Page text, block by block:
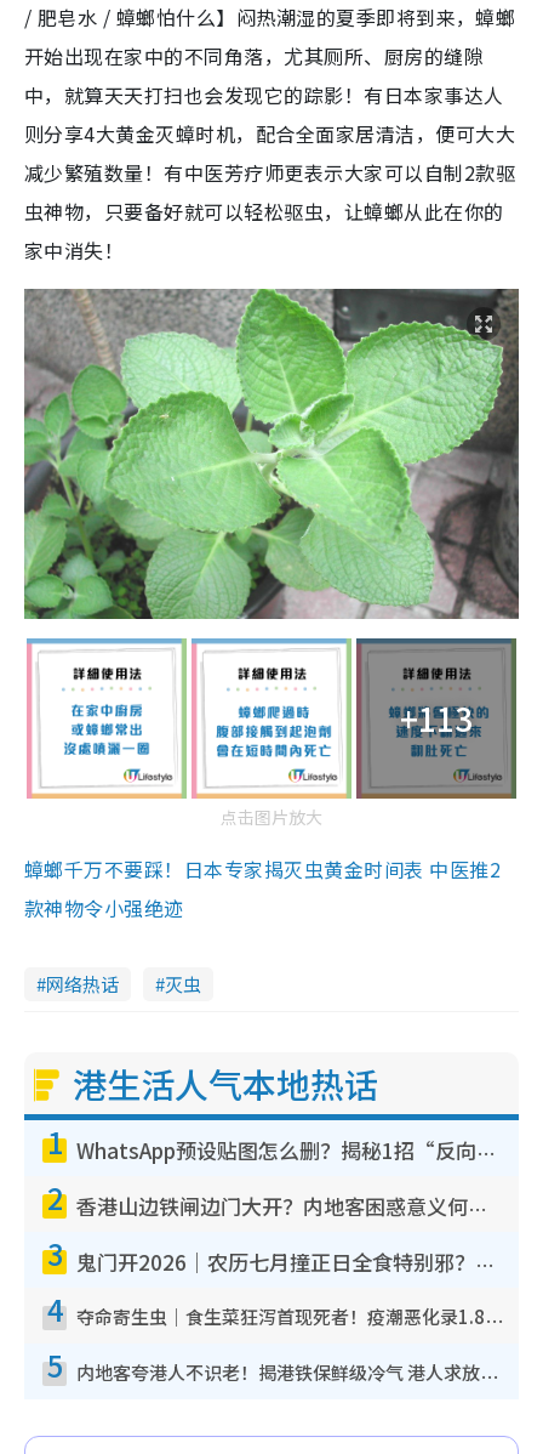
/ 肥皂水 / 蟑螂怕什么】闷热潮湿的夏季即将到来，蟑螂
开始出现在家中的不同角落，尤其厕所、厨房的缝隙
中，就算天天打扫也会发现它的踪影！有日本家事达人
则分享4大黄金灭蟑时机，配合全面家居清洁，便可大大
减少繁殖数量！有中医芳疗师更表示大家可以自制2款驱
虫神物，只要备好就可以轻松驱虫，让蟑螂从此在你的
家中消失！
+113
点击图片放大
蟑螂千万不要踩！日本专家揭灭虫黄金时间表 中医推2
款神物令小强绝迹
网络热话 灭虫
港生活人气本地热话
1 WhatsApp预设贴图怎么删？揭秘1招“反向操作”还原简洁界面 附3步实测教程
2 香港山边铁闸边门大开？内地客困惑意义何在！网友神回复：这种叫法理性防御
3 鬼门开2026｜农历七月撞正日全食特别邪？专家警告切忌做一事！揭4大禁忌+2招保平安
4 夺命寄生虫｜食生菜狂泻首现死者！疫潮恶化录1.8万宗病例 揭洗菜3大谬误
5 内地客夸港人不识老！揭港铁保鲜级冷气 港人求放过：别投诉